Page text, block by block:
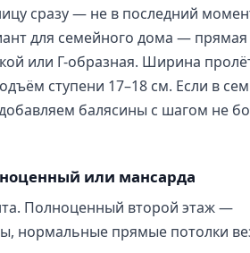
сразу — не в последний
для семейного дома — прямая
или Г-образная. Ширина
ступени 17–18 см. Если в
балясины с шагом не
или мансарда
Полноценный второй этаж —
нормальные прямые потолки